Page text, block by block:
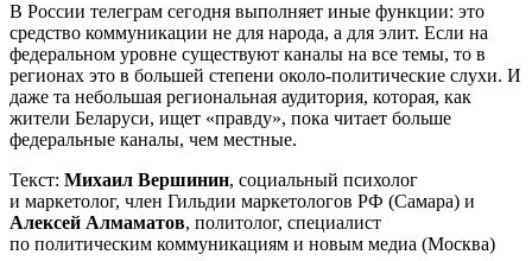
В России телеграм сегодня выполняет иные функции: это
средство коммуникации не для народа, а для элит. Если на
федеральном уровне существуют каналы на все темы, то в
регионах это в большей степени около-политические слухи. И
даже та небольшая региональная аудитория, которая, как
жители Беларуси, ищет «правду», пока читает больше
федеральные каналы, чем местные.
Текст: Михаил Вершинин, социальный психолог
и маркетолог, член Гильдии маркетологов РФ (Самара) и
Алексей Алмаматов, политолог, специалист
по политическим коммуникациям и новым медиа (Москва)